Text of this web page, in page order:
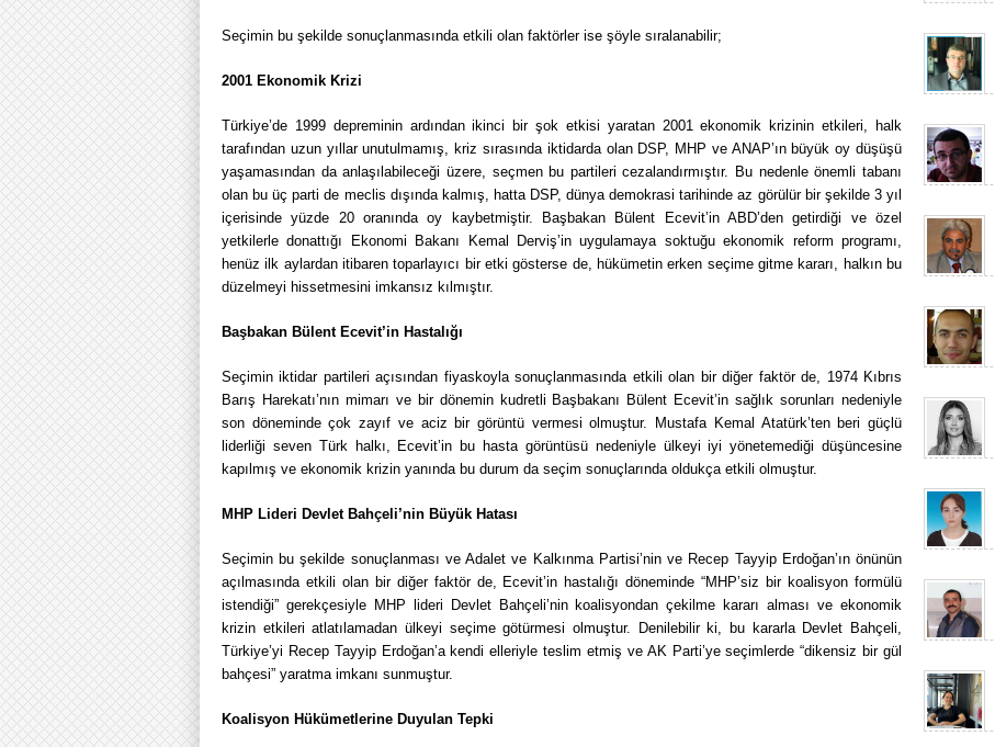
Seçimin bu şekilde sonuçlanmasında etkili olan faktörler ise şöyle sıralanabilir;
2001 Ekonomik Krizi
Türkiye’de 1999 depreminin ardından ikinci bir şok etkisi yaratan 2001 ekonomik krizinin etkileri, halk
tarafından uzun yıllar unutulmamış, kriz sırasında iktidarda olan DSP, MHP ve ANAP’ın büyük oy düşüşü
yaşamasından da anlaşılabileceği üzere, seçmen bu partileri cezalandırmıştır. Bu nedenle önemli tabanı
olan bu üç parti de meclis dışında kalmış, hatta DSP, dünya demokrasi tarihinde az görülür bir şekilde 3 yıl
içerisinde yüzde 20 oranında oy kaybetmiştir. Başbakan Bülent Ecevit’in ABD’den getirdiği ve özel
yetkilerle donattığı Ekonomi Bakanı Kemal Derviş’in uygulamaya soktuğu ekonomik reform programı,
henüz ilk aylardan itibaren toparlayıcı bir etki gösterse de, hükümetin erken seçime gitme kararı, halkın bu
düzelmeyi hissetmesini imkansız kılmıştır.
Başbakan Bülent Ecevit’in Hastalığı
Seçimin iktidar partileri açısından fiyaskoyla sonuçlanmasında etkili olan bir diğer faktör de, 1974 Kıbrıs
Barış Harekatı’nın mimarı ve bir dönemin kudretli Başbakanı Bülent Ecevit’in sağlık sorunları nedeniyle
son döneminde çok zayıf ve aciz bir görüntü vermesi olmuştur. Mustafa Kemal Atatürk’ten beri güçlü
liderliği seven Türk halkı, Ecevit’in bu hasta görüntüsü nedeniyle ülkeyi iyi yönetemediği düşüncesine
kapılmış ve ekonomik krizin yanında bu durum da seçim sonuçlarında oldukça etkili olmuştur.
MHP Lideri Devlet Bahçeli’nin Büyük Hatası
Seçimin bu şekilde sonuçlanması ve Adalet ve Kalkınma Partisi’nin ve Recep Tayyip Erdoğan’ın önünün
açılmasında etkili olan bir diğer faktör de, Ecevit’in hastalığı döneminde “MHP’siz bir koalisyon formülü
istendiği” gerekçesiyle MHP lideri Devlet Bahçeli’nin koalisyondan çekilme kararı alması ve ekonomik
krizin etkileri atlatılamadan ülkeyi seçime götürmesi olmuştur. Denilebilir ki, bu kararla Devlet Bahçeli,
Türkiye’yi Recep Tayyip Erdoğan’a kendi elleriyle teslim etmiş ve AK Parti’ye seçimlerde “dikensiz bir gül
bahçesi” yaratma imkanı sunmuştur.
Koalisyon Hükümetlerine Duyulan Tepki